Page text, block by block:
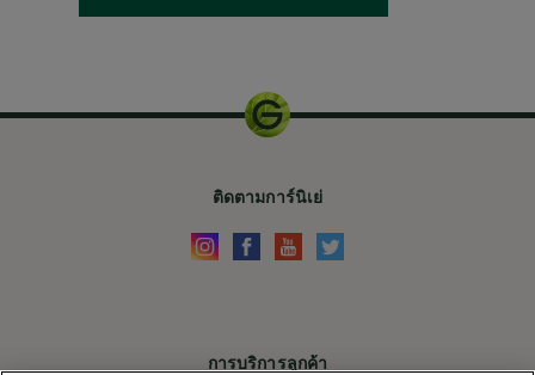
การบริการลูกค้า
ติดตามการ์นิเย่